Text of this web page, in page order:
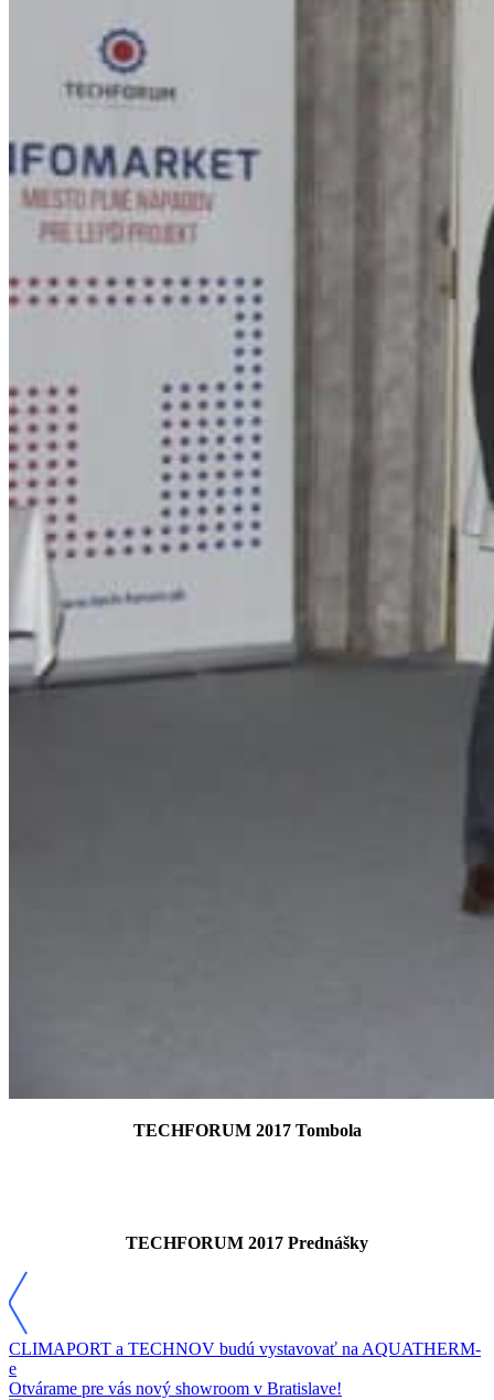
TECHFORUM 2017 Tombola
TECHFORUM 2017 Prednášky
CLIMAPORT a TECHNOV budú vystavovať na AQUATHERM-
e
Otvárame pre vás nový showroom v Bratislave!